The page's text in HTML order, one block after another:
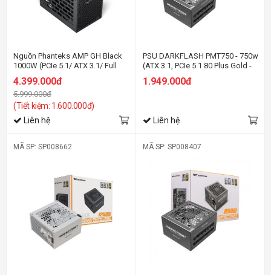
Nguồn Phanteks AMP GH Black
1000W (PCIe 5.1/ ATX 3.1/ Full
4.399.000đ
5.999.000đ
(Tiết kiệm: 1.600.000đ)
Liên hệ
PSU DARKFLASH PMT750 - 750w
(ATX 3.1, PCIe 5.1 80 Plus Gold -
1.949.000đ
Liên hệ
MÃ SP: SP008662 MÃ SP: SP008407